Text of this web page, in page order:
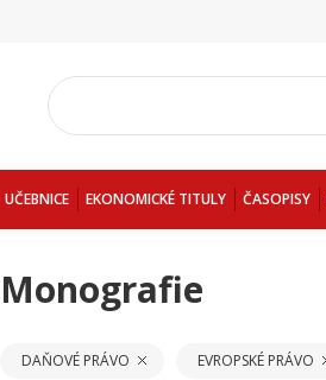
UČEBNICE EKONOMICKÉ TITULY ČASOPISY
Monografie
DAŇOVÉ PRÁVO EVROPSKÉ PRÁVO